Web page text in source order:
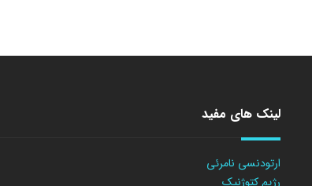
لینک های مفید
ارتودنسی نامرئی
رژیم کتوژنیک